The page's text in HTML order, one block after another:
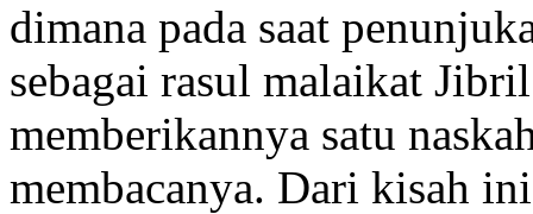
dimana pada saat
sebagai rasul malaikat
memberikannya satu
membacanya. Dari kisah